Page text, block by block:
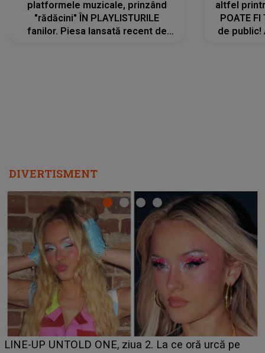
platformele muzicale, prinzând
"rădăcini" ÎN PLAYLISTURILE
fanilor. Piesa lansată recent de
altfel
POATE FI
de public!
DIVERTISMENT
Ce a dezvăluit noua concurentă din "Casa Iubirii" l-a